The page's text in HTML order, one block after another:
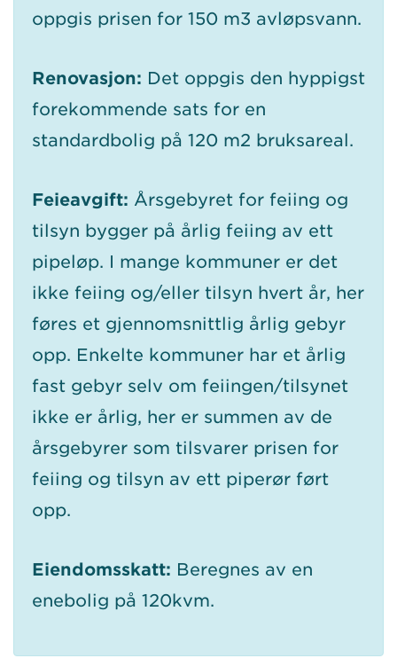
oppgis prisen for 150 m3 avløpsvann.
Renovasjon: Det oppgis den hyppigst
forekommende sats for en
standardbolig på 120 m2 bruksareal.
Feieavgift: Årsgebyret for feiing og
tilsyn bygger på årlig feiing av ett
pipeløp. I mange kommuner er det
ikke feiing og/eller tilsyn hvert år, her
føres et gjennomsnittlig årlig gebyr
opp. Enkelte kommuner har et årlig
fast gebyr selv om feiingen/tilsynet
ikke er årlig, her er summen av de
årsgebyrer som tilsvarer prisen for
feiing og tilsyn av ett piperør ført
opp.
Eiendomsskatt: Beregnes av en
enebolig på 120kvm.